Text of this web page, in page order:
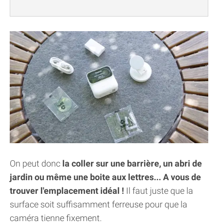
On peut donc la coller sur une barrière, un abri de
jardin ou même une boite aux lettres... A vous de
trouver l'emplacement idéal ! Il faut juste que la
surface soit suffisamment ferreuse pour que la
caméra tienne fixement.